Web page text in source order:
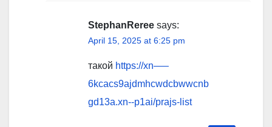
StephanReree says:
April 15, 2025 at 6:25 pm
такой https://xn—–
6kcacs9ajdmhcwdcbwwcnb
gd13a.xn--p1ai/prajs-list